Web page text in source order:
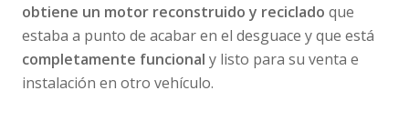
obtiene un motor reconstruido y reciclado que
estaba a punto de acabar en el desguace y que está
completamente funcional y listo para su venta e
instalación en otro vehículo.